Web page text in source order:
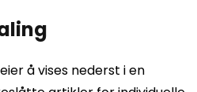
å vises nederst i en